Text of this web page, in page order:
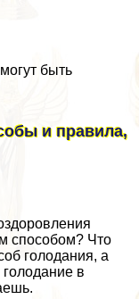
быть
и правила,
способом? Что
голодания, а
в